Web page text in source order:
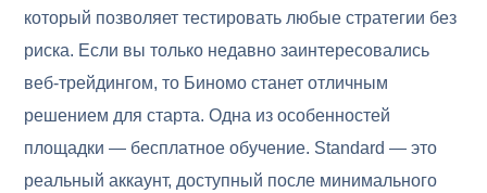
который позволяет тестировать любые стратегии без
риска. Если вы только недавно заинтересовались
веб-трейдингом, то Биномо станет отличным
решением для старта. Одна из особенностей
площадки — бесплатное обучение. Standard — это
реальный аккаунт, доступный после минимального